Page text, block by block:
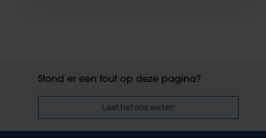
Stond er een fout op deze pagina?
Laat het ons weten